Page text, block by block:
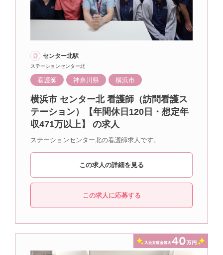
センター北駅
ステーションセンター北
看護師 神奈川県 横浜市
横浜市 センター北 看護師（訪問看護ス
テーション）【年間休日120日・想定年
収471万以上】 の求人
ステーションセンター北の看護師求人です。
この求人の詳細を見る
この求人に応募する